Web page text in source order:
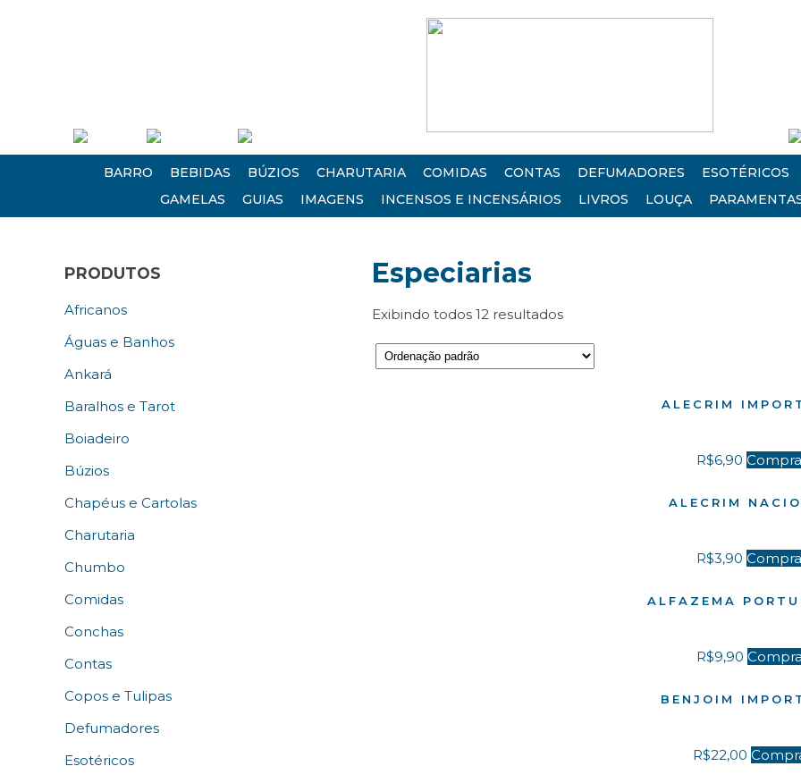
BARRO BEBIDAS BÚZIOS CHARUTARIA COMIDAS CONTAS DEFUMADORES ESOTÉRICOS
GAMELAS
GUIAS IMAGENS INCENSOS E INCENSÁRIOS LIVROS LOUÇA
PRODUTOS
Africanos
Águas e Banhos
Ankará
Baralhos e Tarot
Boiadeiro
Búzios
Chapéus e Cartolas
Charutaria
Chumbo
Comidas
Conchas
Contas
Copos e Tulipas
Defumadores
Esotéricos
Especiarias
Exibindo todos 12 resultados
ALECRIM
R$6,90
ALECRIM
R$3,90
ALFAZEMA
R$9,90
BENJOIM
R$22,00